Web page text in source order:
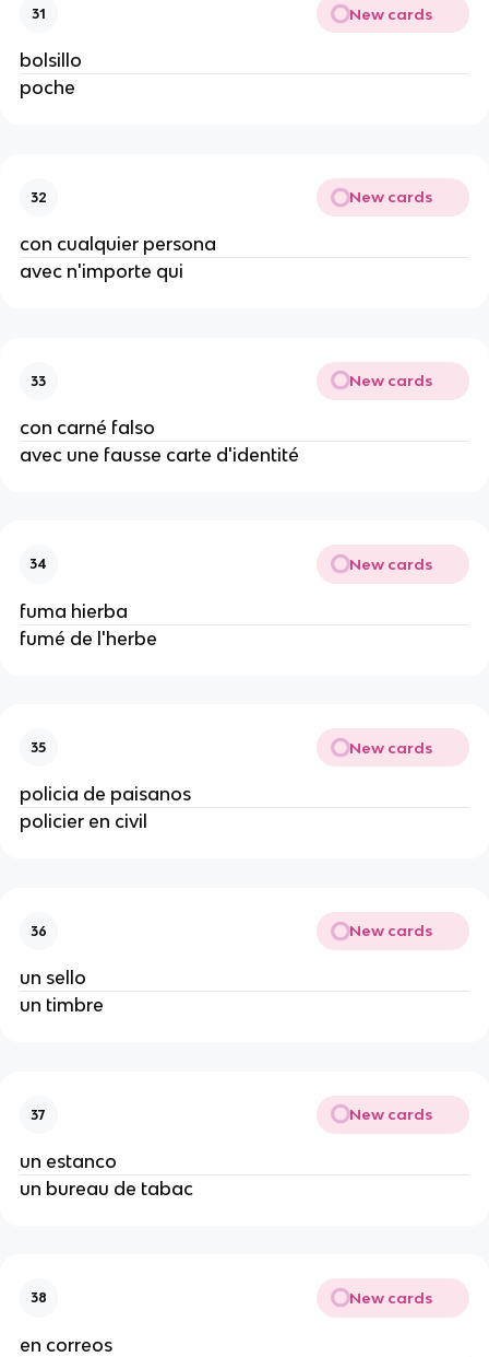
31 New cards
bolsillo
poche
32 New cards
con cualquier persona
avec n'importe qui
33 New cards
con carné falso
avec une fausse carte d'identité
34 New cards
fuma hierba
fumé de l'herbe
35 New cards
policia de paisanos
policier en civil
36 New cards
un sello
un timbre
37 New cards
un estanco
un bureau de tabac
38 New cards
en correos